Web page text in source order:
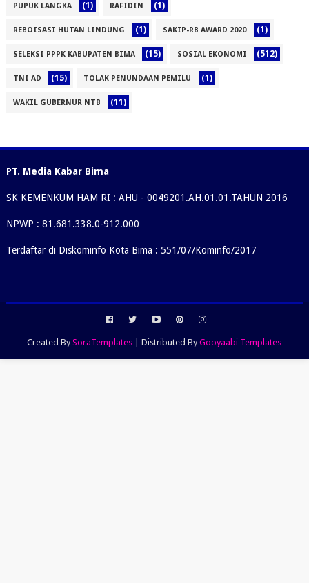
PUPUK LANGKA (1) RAFIDIN (1)
REBOISASI HUTAN LINDUNG (1) SAKIP-RB AWARD 2020 (1)
SELEKSI PPPK KABUPATEN BIMA (15) SOSIAL EKONOMI (512)
TNI AD (15) TOLAK PENUNDAAN PEMILU (1)
WAKIL GUBERNUR NTB (11)
PT. Media Kabar Bima
SK KEMENKUM HAM RI : AHU - 0049201.AH.01.01.TAHUN 2016
NPWP : 81.681.338.0-912.000
Terdaftar di Diskominfo Kota Bima : 551/07/Kominfo/2017
Created BySoraTemplates | Distributed ByGooyaabi Templates